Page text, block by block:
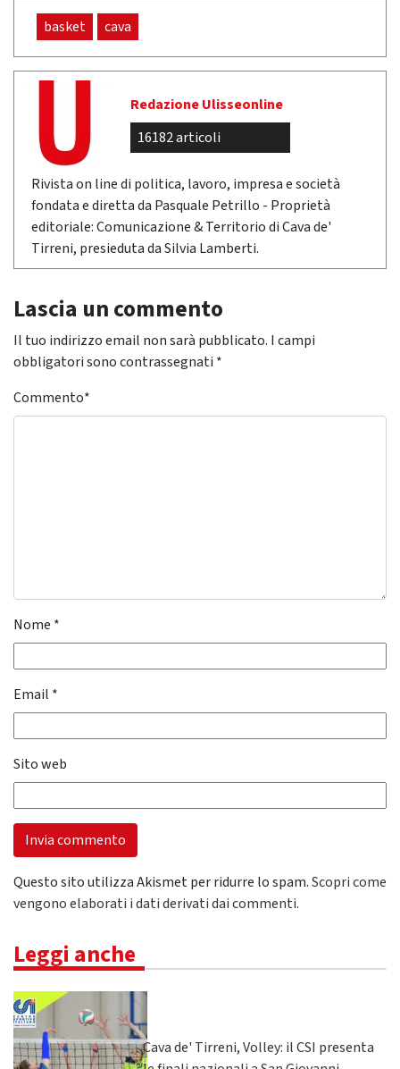
basket cava
Redazione Ulisseonline
16182 articoli
Rivista on line di politica, lavoro, impresa e società
fondata e diretta da Pasquale Petrillo - Proprietà
editoriale: Comunicazione & Territorio di Cava de'
Tirreni, presieduta da Silvia Lamberti.
Lascia un commento
Il tuo indirizzo email non sarà pubblicato. I campi
obbligatori sono contrassegnati *
Commento*
Nome *
Email *
Sito web
Questo sito utilizza Akismet per ridurre lo spam.Scopri come
vengono elaborati i dati derivati dai commenti.
Leggi anche
Cava de' Tirreni, Volley: il CSI presenta